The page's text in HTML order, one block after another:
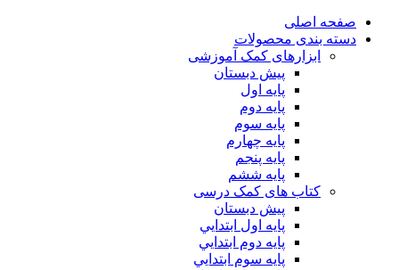
صفحه اصلی
دسته بندی محصولات
ابزارهای کمک آموزشی
پیش دبستان
پایه اول
پایه دوم
پایه سوم
پایه چهارم
پايه پنجم
پایه ششم
کتاب های کمک درسی
پیش دبستان
پايه اول ابتدايي
پايه دوم ابتدايي
پايه سوم ابتدايي